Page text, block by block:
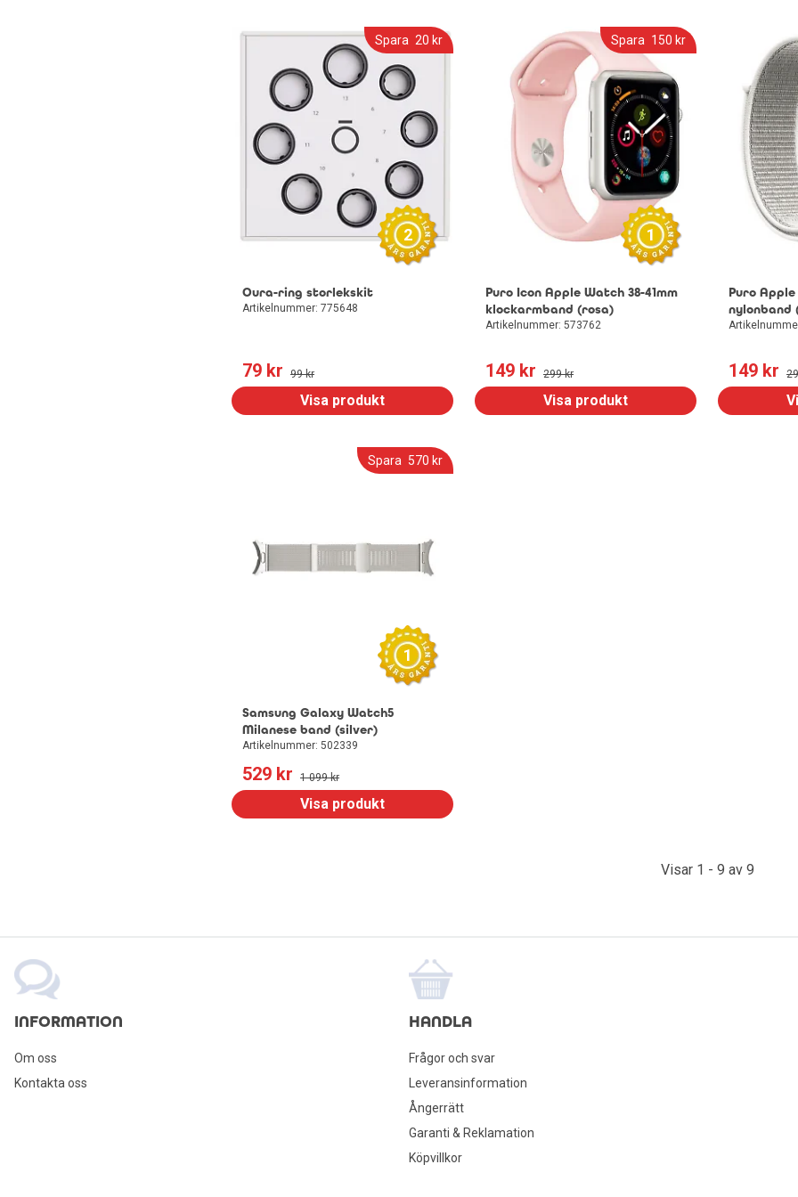
Frysskåp
Spara 20 kr
2
Oura-ring storlekskit
Artikelnummer: 775648
79 kr 99 kr
Visa produkt
Spara 150 kr
1
Puro Icon Apple Watch 38-41mm
klockarmband (rosa)
Artikelnummer: 573762
149 kr 299 kr
Visa produkt
Puro Apple
149 kr
Spara 570 kr
1
Samsung Galaxy Watch5
Milanese band (silver)
Artikelnummer: 502339
529 kr 1 099 kr
Visa produkt
Visar 1 - 9 av 9
INFORMATION
Om oss
Kontakta oss
HANDLA
Frågor och svar
Leveransinformation
Ångerrätt
Garanti & Reklamation
Köpvillkor